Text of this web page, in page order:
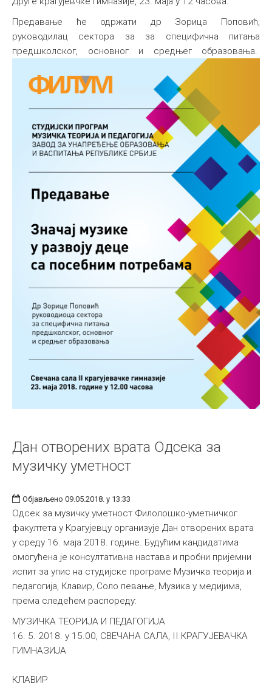
Предавање ће одржати др Зорица Поповић,
руководилац сектора за за специфична питања
предшколског, основног и средњег образовања.
Дан отворених врата Одсека за
музичку уметност
Објављено 09.05.2018. у 13:33
Одсек за музичку уметност Филолошко-уметничког
факултета у Крагујевцу организује Дан отворених врата
у среду 16. маја 2018. године. Будућим кандидатима
омогућена је консултативна настава и пробни пријемни
испит за упис на студијске програме Музичка теорија и
педагогија, Клавир, Соло певање, Музика у медијима,
према следећем распореду:
MУЗИЧКА ТЕОРИЈА И ПЕДАГОГИЈА
16. 5. 2018. у 15.00, СВЕЧАНА САЛА, II КРАГУЈЕВАЧКА
ГИМНАЗИЈА
КЛАВИР